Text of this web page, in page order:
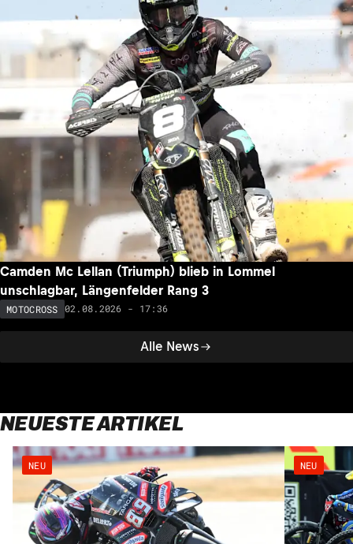
Alle News
Camden Mc Lellan (Triumph) blieb in Lommel
unschlagbar, Längenfelder Rang 3
MOTOCROSS 02.08.2026 - 17:36
NEUESTE ARTIKEL
NEU NEU